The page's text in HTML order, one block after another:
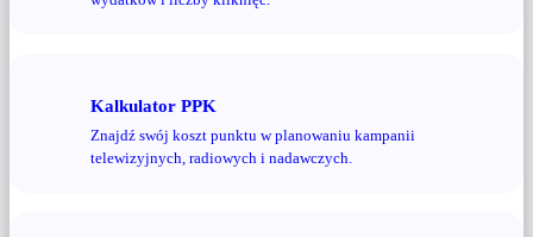
Kalkulator PPK
Znajdź swój koszt punktu w planowaniu kampanii
telewizyjnych, radiowych i nadawczych.